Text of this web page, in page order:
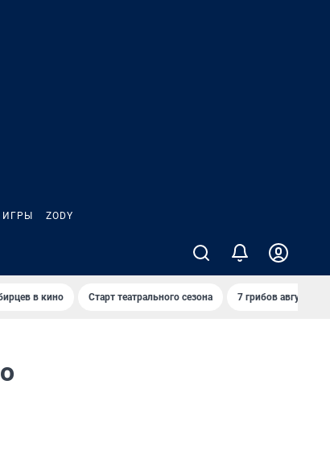
ИГРЫ ZODY
в кино Старт театрального сезона 7 грибов августа